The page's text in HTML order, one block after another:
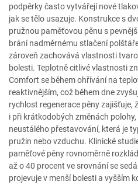
podpěrky často vytvářejí nové
jak se tělo usazuje. Konstrukce s
pružnou paměťovou pěnu s
brání nadměrnému stlačení
zároveň zachovává vlastnosti
bolesti. Teplotně citlivé vlastnosti
Comfort se během ohřívání na
reaktivnějším, což během dne
rychlost regenerace pěny
i při krátkodobých změnách
neustálého přestavování, která je
pružin nebo vzduchu. Klinické
paměťové pěny rovnoměrně
až o 40 procent ve srovnání se
projevuje v menší bolesti a vyšším